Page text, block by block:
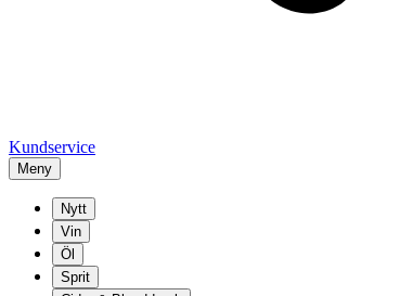
Kundservice
Meny
Nytt
Vin
Öl
Sprit